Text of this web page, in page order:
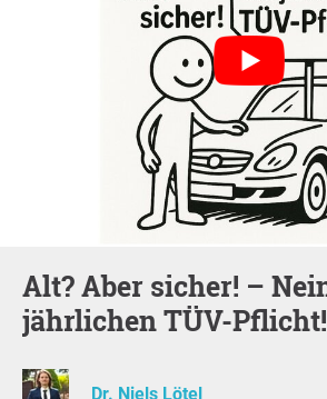
Alt? Aber sicher! – Nein zur
jährlichen TÜV-Pflicht!
Dr. Niels Lötel